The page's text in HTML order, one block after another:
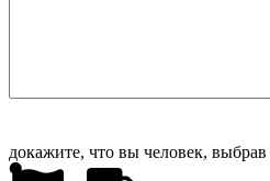
докажите, что вы человек, выбрав